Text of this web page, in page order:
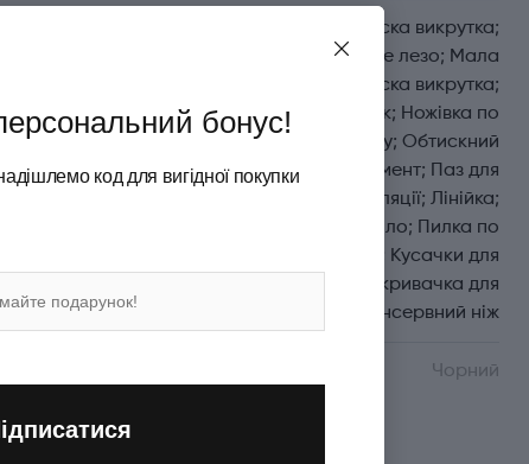
Велика пласка викрутка;
Велике лезо; Мала
пласка викрутка;
Напилок; Ножівка по
металу; Обтискний
інструмент; Паз для
зняття ізоляції; Лінійка;
Дірокол-шило; Пилка по
дереву; Кусачки для
дроту; Відкривачка для
пляшок; Консервний ніж
Чорний
Показати всі
бонус!
код для вигідної покупки